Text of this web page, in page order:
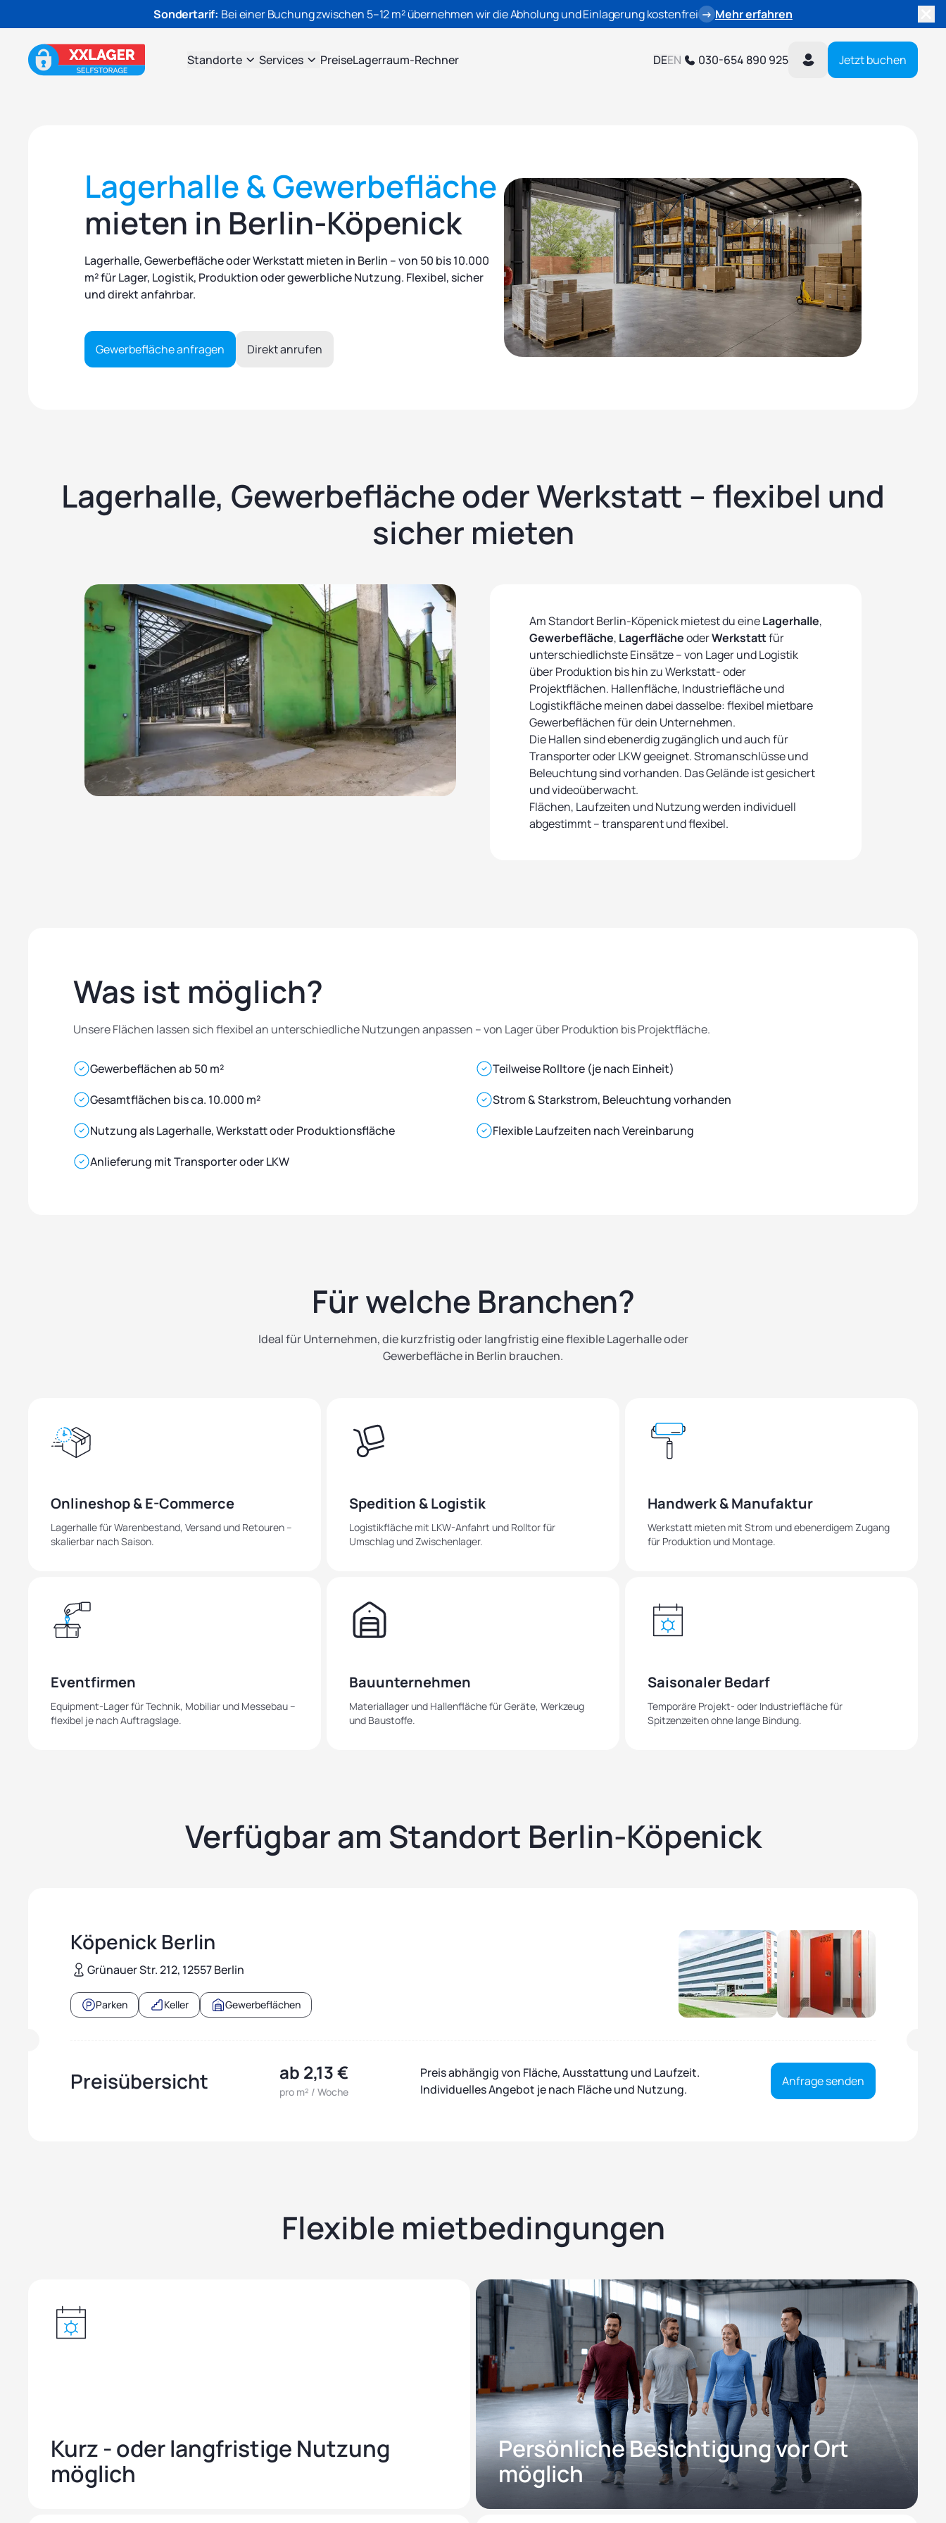
Sondertarif: Bei einer Buchung zwischen 5–12 m² übernehmen wir die Abholung und Einlagerung kostenfrei → Mehr erfahren
Standorte Services PreiseLagerraum-Rechner DEEN 030-654 890 925 Jetzt buchen
Lagerhalle & Gewerbefläche
mieten in Berlin-Köpenick
Lagerhalle, Gewerbefläche oder Werkstatt mieten in Berlin – von 50 bis 10.000
m² für Lager, Logistik, Produktion oder gewerbliche Nutzung. Flexibel, sicher
und direkt anfahrbar.
Gewerbefläche anfragen Direkt anrufen
Lagerhalle, Gewerbefläche oder Werkstatt – flexibel und
sicher mieten
Am Standort Berlin-Köpenick mietest du eineLagerhalle,
Gewerbefläche, LagerflächeoderWerkstattfür
unterschiedlichste Einsätze – von Lager und Logistik
über Produktion bis hin zu Werkstatt- oder
Projektflächen. Hallenfläche, Industriefläche und
Logistikfläche meinen dabei dasselbe: flexibel mietbare
Gewerbeflächen für dein Unternehmen.
Die Hallen sind ebenerdig zugänglich und auch für
Transporter oder LKW geeignet. Stromanschlüsse und
Beleuchtung sind vorhanden. Das Gelände ist gesichert
und videoüberwacht.
Flächen, Laufzeiten und Nutzung werden individuell
abgestimmt – transparent und flexibel.
Was ist möglich?
Unsere Flächen lassen sich flexibel an unterschiedliche Nutzungen anpassen – von Lager über Produktion bis Projektfläche.
Gewerbeflächen ab 50 m²
Teilweise Rolltore (je nach Einheit)
Gesamtflächen bis ca. 10.000 m²
Strom & Starkstrom, Beleuchtung vorhanden
Nutzung als Lagerhalle, Werkstatt oder Produktionsfläche
Flexible Laufzeiten nach Vereinbarung
Anlieferung mit Transporter oder LKW
Für welche Branchen?
Ideal für Unternehmen, die kurzfristig oder langfristig eine flexible Lagerhalle oder
Gewerbefläche in Berlin brauchen.
Onlineshop & E-Commerce
Lagerhalle für Warenbestand, Versand und Retouren –
skalierbar nach Saison.
Spedition & Logistik
Logistikfläche mit LKW-Anfahrt und Rolltor für
Umschlag und Zwischenlager.
Handwerk & Manufaktur
Werkstatt mieten mit Strom und ebenerdigem Zugang
für Produktion und Montage.
Eventfirmen
Equipment-Lager für Technik, Mobiliar und Messebau –
flexibel je nach Auftragslage.
Bauunternehmen
Materiallager und Hallenfläche für Geräte, Werkzeug
und Baustoffe.
Saisonaler Bedarf
Temporäre Projekt- oder Industriefläche für
Spitzenzeiten ohne lange Bindung.
Verfügbar am Standort Berlin-Köpenick
Köpenick Berlin
Grünauer Str. 212, 12557 Berlin
Parken Keller Gewerbeflächen
Preisübersicht ab 2,13 €
pro m² / Woche
Preis abhängig von Fläche, Ausstattung und Laufzeit.
Individuelles Angebot je nach Fläche und Nutzung.
Anfrage senden
Flexible mietbedingungen
Kurz - oder langfristige Nutzung
möglich
Persönliche Besichtigung vor Ort
möglich